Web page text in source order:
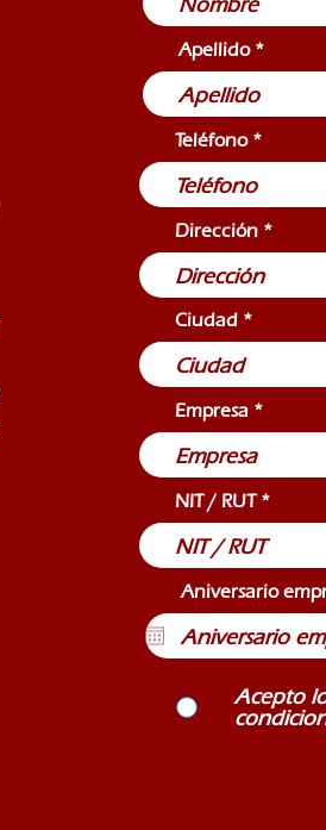
Apellido
Teléfono
Dirección
Ciudad
Empresa
NIT / RUT
Aniversario
Acepto